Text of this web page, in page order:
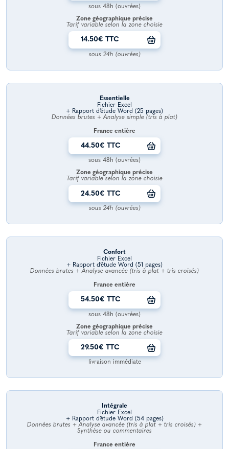
sous 48h (ouvrées)
Zone géographique précise
Tarif variable selon la zone choisie
14.50€ TTC
sous 24h (ouvrées)
Essentielle
Fichier Excel
+ Rapport d’étude Word (25 pages)
Données brutes + Analyse simple (tris à plat)
France entière
44.50€ TTC
sous 48h (ouvrées)
Zone géographique précise
Tarif variable selon la zone choisie
24.50€ TTC
sous 24h (ouvrées)
Confort
Fichier Excel
+ Rapport d’étude Word (51 pages)
Données brutes + Analyse avancée (tris à plat + tris croisés)
France entière
54.50€ TTC
sous 48h (ouvrées)
Zone géographique précise
Tarif variable selon la zone choisie
29.50€ TTC
livraison immédiate
Intégrale
Fichier Excel
+ Rapport d’étude Word (54 pages)
Données brutes + Analyse avancée (tris à plat + tris croisés) +
Synthèse ou commentaires
France entière